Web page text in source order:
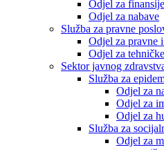
Odjel za
Odjel za nabave
Služba za pravne
Odjel za pravne
Odjel za
Sektor javnog
Služba za
Odjel za
Odjel za
Odjel za
Služba za
Odjel za